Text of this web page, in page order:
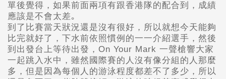
單後覺得，如果前面兩項有跟香港隊的配合到，成績
應該是不會太差｡
到了比賽當天狀況還是沒有很好，所以就想今天能夠
比完就好了，下水前依照慣例的一一介紹選手，然後
到出發台上等待出發，On Your Mark 一聲槍響大家
一起跳入水中，雖然國際賽的人沒有像分組的人那麼
多，但是因為每個人的游泳程度都差不了多少，所以